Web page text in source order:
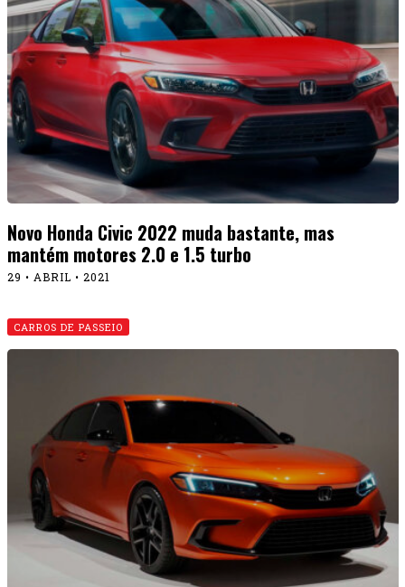
Novo Honda Civic 2022 muda bastante, mas
mantém motores 2.0 e 1.5 turbo
29 • ABRIL • 2021
CARROS DE PASSEIO